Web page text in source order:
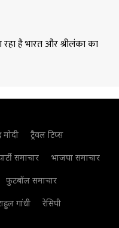
है भारत और श्रीलंका का
मोदी
ट्रैवल टिप्स
समाचार
भाजपा समाचार
फुटबॉल समाचार
गांधी
रेसिपी